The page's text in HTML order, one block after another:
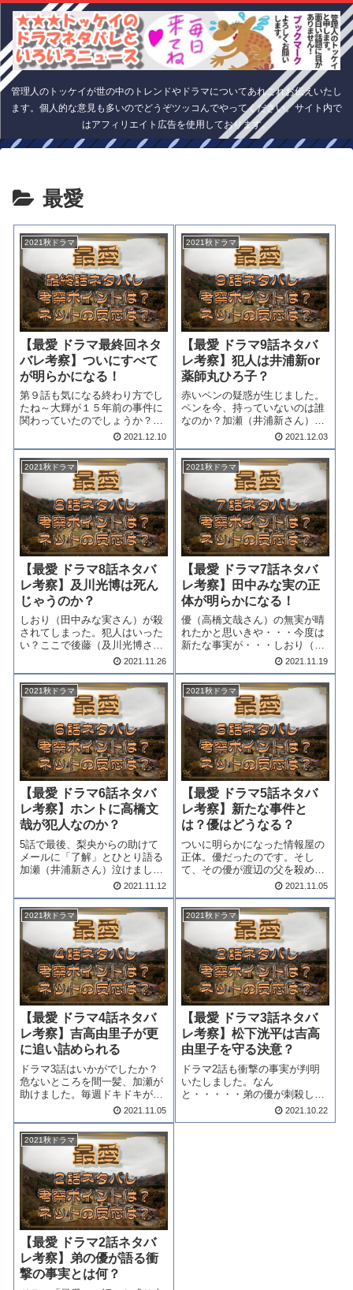
管理人のトッケイが世の中のトレンドやドラマについてあれこれお伝えいたし
ます。個人的な意見も多いのでどうぞツッコんでやってください。サイト内で
はアフィリエイト広告を使用しております。
最愛
2021秋ドラマ
【最愛 ドラマ最終回ネタ
バレ考察】ついにすべて
が明らかになる！
第９話も気になる終わり方でし
たね～大輝が１５年前の事件に
関わっていたのでしょうか？藤
井と梓との関係は一体？？つい
に全てが明らかになる最終話。
「最愛ドラマ最終回ネタバレ考
察」をどうぞ。 「最愛」最終回
ネタバレ15年前の台風の
夜・・・梨央の父、...
2021.12.10
2021秋ドラマ
【最愛 ドラマ9話ネタバ
レ考察】犯人は井浦新or
薬師丸ひろ子？
赤いペンの疑惑が生じました。
ペンを今、持っていないのは誰
なのか？加瀬（井浦新さん）な
のか梓（薬師丸ひろ子さん）な
のか？それとも政信？この辺を
考察してまいりましょ。「最
愛」ドラマ9話ネタバレ考察を
どうぞ！！！最愛9話ネタバレ
渡辺の父親の水死体...
2021.12.03
2021秋ドラマ
【最愛 ドラマ8話ネタバ
レ考察】及川光博は死ん
じゃうのか？
しおり（田中みな実さん）が殺
されてしまった。犯人はいった
い？ここで後藤（及川光博さ
ん）のすべてが明らかになる？
彼は死んじゃうのでしょう
か？？？「最愛」ドラマ8話ネ
タバレ考察をお届けいたしま
す。最愛8話ネタバレしおりは
雑居ビルから転落死してい...
2021.11.26
2021秋ドラマ
【最愛 ドラマ7話ネタバ
レ考察】田中みな実の正
体が明らかになる！
優（高橋文哉さん）の無実が晴
れたかと思いきや・・・今度は
新たな事実が・・・しおり（田
中みな実さん）がその正体を表
しだしたのだ。彼女は一体なん
なのか？事件にかかわっている
のか？7話でその正体が明らか
になる？「最愛 ドラマ7話ネタ
バレ考察」をど...
2021.11.19
2021秋ドラマ
【最愛 ドラマ6話ネタバ
レ考察】ホントに高橋文
哉が犯人なのか？
5話で最後、梨央からの助けて
メールに「了解」とひとり語る
加瀬（井浦新さん）泣けました
ね。梨央（吉高由里子さん）と
まってしまいました。加瀬は、
どうやって二人を助けていくの
でしょうか？ホントに優（高橋
文哉さん）が犯人...
2021.11.12
2021秋ドラマ
【最愛 ドラマ5話ネタバ
レ考察】新たな事件と
は？優はどうなる？
ついに明らかになった情報屋の
正体。優だったのです。そし
て、その優が渡辺の父を殺めた
のだ。衝撃の告白でした。そし
まれるのです。「最愛ドラマ５
話ネタバレ考察」をどうぞ。最
愛５話ネタバレ再会した梨央
（吉高由里子さん）と...
2021.11.05
2021秋ドラマ
【最愛 ドラマ4話ネタバ
レ考察】吉高由里子が更
に追い詰められる
ドラマ3話はいかがでしたか？
危ないところを間一髪、加瀬が
助けました。毎週ドキドキが止
まりませんね。さて、次回はど
追い詰められちゃいます。ドラ
マ最愛4話ネタバレ考察をして
まいりましょう。最愛4話ネタ
バレ梨央（吉高由...
2021.11.05
2021秋ドラマ
【最愛 ドラマ3話ネタバ
レ考察】松下洸平は吉高
由里子を守る決意？
ドラマ2話も衝撃の事実が判明
いたしました。なん
と・・・・・弟の優が刺殺して
いたのですね。確かに衝撃的で
2021.10.22
2021秋ドラマ
【最愛 ドラマ2話ネタバ
レ考察】弟の優が語る衝
撃の事実とは何？